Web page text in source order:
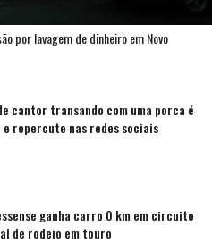
por lavagem de dinheiro em Novo
cantor transando com uma porca é
e repercute nas redes sociais
ganha carro 0 km em circuito
de rodeio em touro